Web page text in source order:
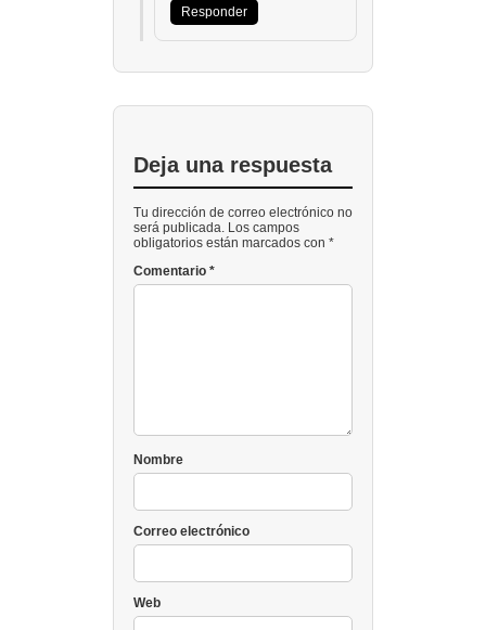
Responder
Deja una respuesta
Tu dirección de correo electrónico no
será publicada. Los campos
obligatorios están marcados con *
Comentario *
Nombre
Correo electrónico
Web